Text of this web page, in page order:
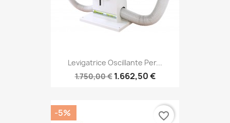
Levigatrice Oscillante Per...
1.750,00 € 1.662,50 €
-5% favorite_border